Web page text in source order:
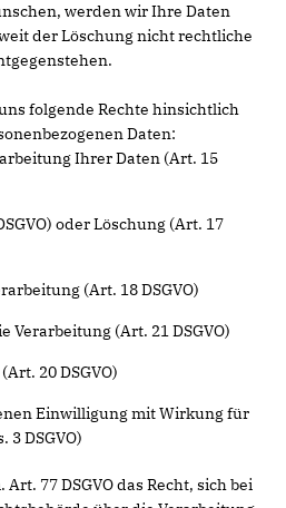
werden wir Ihre Daten
der Löschung nicht rechtliche
folgende Rechte hinsichtlich
Daten:
Ihrer Daten (Art. 15
oder Löschung (Art. 17
(Art. 18 DSGVO)
Verarbeitung (Art. 21 DSGVO)
20 DSGVO)
Einwilligung mit Wirkung für
3 DSGVO)
77 DSGVO das Recht, sich bei